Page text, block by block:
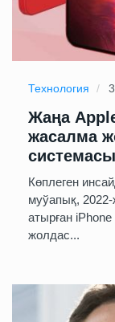
Технология
Жаңа
жасалма
Көплеген
муўапық,
атырған
жолдас...